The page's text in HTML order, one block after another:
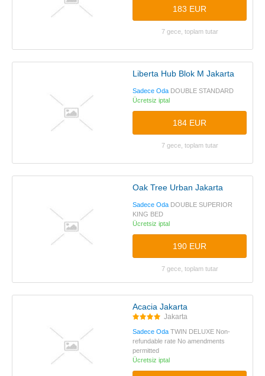
183 EUR
7 gece, toplam tutar
Liberta Hub Blok M Jakarta
Sadece Oda DOUBLE STANDARD
Ücretsiz iptal
184 EUR
7 gece, toplam tutar
Oak Tree Urban Jakarta
Sadece Oda DOUBLE SUPERIOR
KING BED
Ücretsiz iptal
190 EUR
7 gece, toplam tutar
Acacia Jakarta
Jakarta
Sadece Oda TWIN DELUXE Non-
refundable rate No amendments
permitted
Ücretsiz iptal